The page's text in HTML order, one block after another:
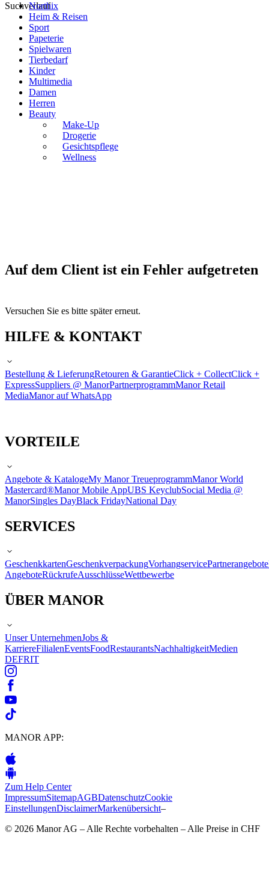
Suchverlauf
Northix
Heim & Reisen
Sport
Papeterie
Spielwaren
Tierbedarf
Kinder
Multimedia
Damen
Herren
Beauty
Make-Up
Drogerie
Gesichtspflege
Wellness
Auf dem Client ist ein Fehler aufgetreten
Versuchen Sie es bitte später erneut.
HILFE & KONTAKT
Bestellung & LieferungRetouren & GarantieClick + CollectClick +
ExpressSuppliers @ ManorPartnerprogrammManor Retail
MediaManor auf WhatsApp
VORTEILE
Angebote & KatalogeMy Manor TreueprogrammManor World
Mastercard®Manor Mobile AppUBS KeyclubSocial Media @
ManorSingles DayBlack FridayNational Day
SERVICES
GeschenkkartenGeschenkverpackungVorhangservicePartnerangebote
AngeboteRückrufeAusschlüsseWettbewerbe
ÜBER MANOR
Unser UnternehmenJobs &
KarriereFilialenEventsFoodRestaurantsNachhaltigkeitMedien
DEFRIT
MANOR APP:
Zum Help Center
ImpressumSitemapAGBDatenschutzCookie
EinstellungenDisclaimerMarkenübersicht–
© 2026 Manor AG – Alle Rechte vorbehalten – Alle Preise in CHF